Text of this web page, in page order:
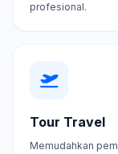
profesional.
Tour Travel
Memudahkan